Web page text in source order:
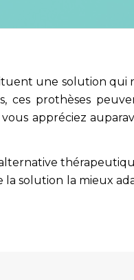
une solution qui
ces prothèses
appréciez
solution la mieux